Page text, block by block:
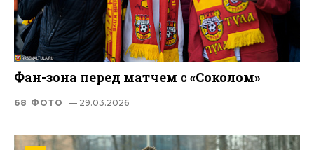
Фан-зона перед матчем с «Соколом»
68 ФОТО — 29.03.2026